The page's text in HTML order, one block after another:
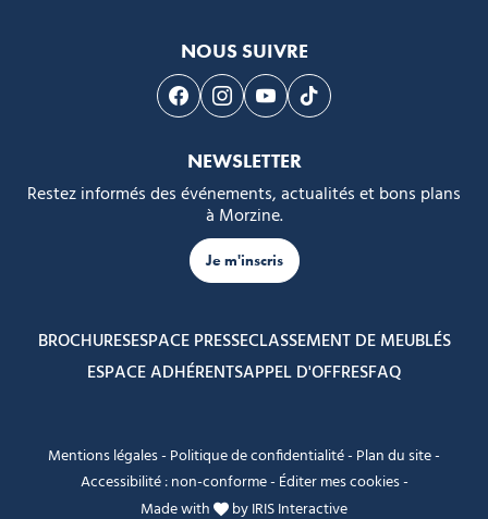
NOUS SUIVRE
Suivez-nous sur Facebook
Suivez-nous sur Instagram
Suivez-nous sur Youtube
Suivez-nous sur
NEWSLETTER
Restez informés des événements, actualités et bons plans
à Morzine.
Je m'inscris
BROCHURESESPACE PRESSECLASSEMENT DE MEUBLÉS
ESPACE ADHÉRENTSAPPEL D'OFFRESFAQ
Mentions légales- Politique de confidentialité- Plan du site-
Accessibilité : non-conforme- Éditer mes cookies-
Made with
byIRIS Interactive